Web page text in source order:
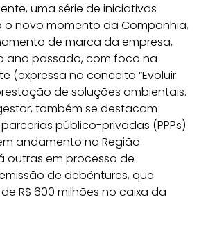
uma série de iniciativas
novo momento da Companhia,
de marca da empresa,
ano passado, com foco na
(expressa no conceito “Evoluir
de soluções ambientais.
também se destacam
público-privadas (PPPs)
andamento na Região
outras em processo de
de debêntures, que
R$ 600 milhões no caixa da